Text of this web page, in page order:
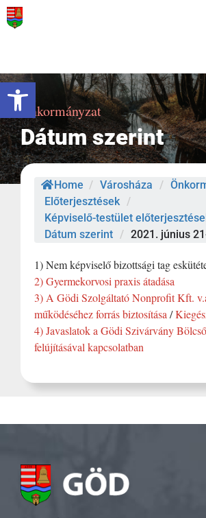
Eszköztár megnyitása
Kihagyás
Önkormányzat
Dátum szerint
Home / Városháza /
Előterjesztések /
Képviselő-testület
Dátum szerint / 2021. június
1) Nem képviselő bizottsági tag
2) Gyermekorvosi praxis átadása
3) A Gödi Szolgáltató Nonprofit Kft.
működéséhez forrás biztosítása /
4) Javaslatok a Gödi Szivárvány
felújításával kapcsolatban